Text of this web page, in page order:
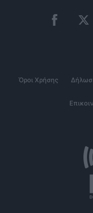
Όροι Χρήσης